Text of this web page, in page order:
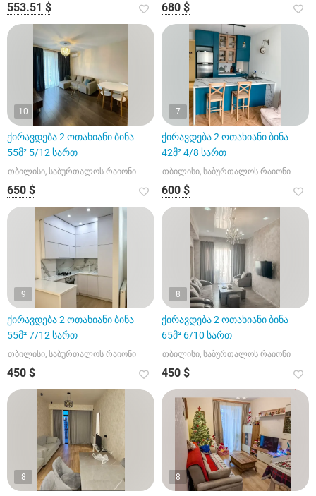
553.51 $ 680 $
10
ქირავდება 2 ოთახიანი ბინა
55მ² 5/12 სართ
თბილისი, საბურთალოს რაიონი
650 $
7
ქირავდება 2 ოთახიანი ბინა
42მ² 4/8 სართ
თბილისი, საბურთალოს რაიონი
600 $
9
ქირავდება 2 ოთახიანი ბინა
55მ² 7/12 სართ
თბილისი, საბურთალოს რაიონი
450 $
8
ქირავდება 2 ოთახიანი ბინა
65მ² 6/10 სართ
თბილისი, საბურთალოს რაიონი
450 $
8 8